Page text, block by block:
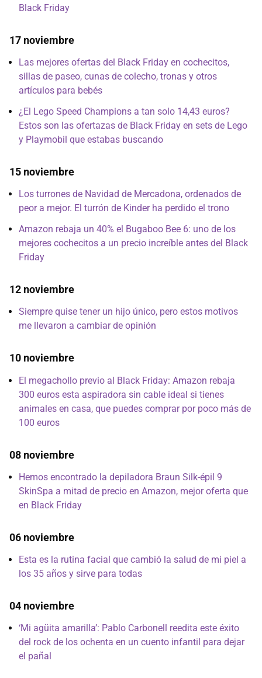
Black Friday
17 noviembre
Las mejores ofertas del Black Friday en cochecitos,
sillas de paseo, cunas de colecho, tronas y otros
artículos para bebés
¿El Lego Speed Champions a tan solo 14,43 euros?
Estos son las ofertazas de Black Friday en sets de Lego
y Playmobil que estabas buscando
15 noviembre
Los turrones de Navidad de Mercadona, ordenados de
peor a mejor. El turrón de Kinder ha perdido el trono
Amazon rebaja un 40% el Bugaboo Bee 6: uno de los
mejores cochecitos a un precio increíble antes del Black
Friday
12 noviembre
Siempre quise tener un hijo único, pero estos motivos
me llevaron a cambiar de opinión
10 noviembre
El megachollo previo al Black Friday: Amazon rebaja
300 euros esta aspiradora sin cable ideal si tienes
animales en casa, que puedes comprar por poco más de
100 euros
08 noviembre
Hemos encontrado la depiladora Braun Silk-épil 9
SkinSpa a mitad de precio en Amazon, mejor oferta que
en Black Friday
06 noviembre
Esta es la rutina facial que cambió la salud de mi piel a
los 35 años y sirve para todas
04 noviembre
‘Mi agüita amarilla’: Pablo Carbonell reedita este éxito
del rock de los ochenta en un cuento infantil para dejar
el pañal